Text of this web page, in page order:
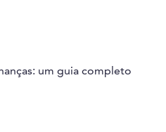
um guia completo